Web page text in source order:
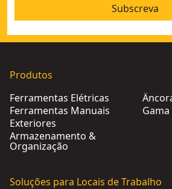
Subscreva
Produtos
Ferramentas Elétricas
Ferramentas Manuais
Exteriores
Armazenamento &
Organização
Gama
Soluções para Locais de Trabalho